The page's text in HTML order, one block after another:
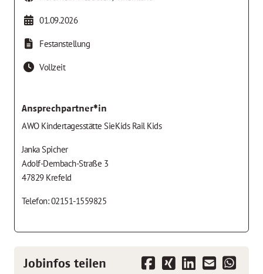
01.09.2026
Festanstellung
Vollzeit
Ansprechpartner*in
AWO Kindertagesstätte SieKids Rail Kids
Janka Spicher
Adolf-Dembach-Straße 3
47829 Krefeld
Telefon: 02151-1559825
Jobinfos teilen